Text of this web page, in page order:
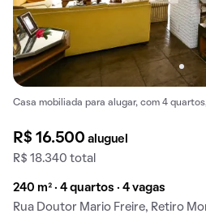
Casa mobiliada para alugar, com 4
R$ 16.500aluguel
R$ 18.340 total
240 m² · 4 quartos · 4 vagas
Rua Doutor Mario Freire, Retiro